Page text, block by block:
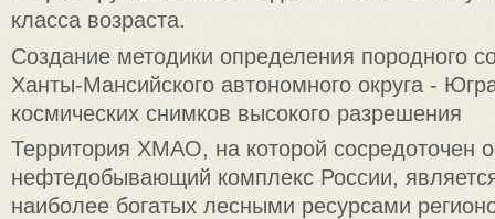
класса возраста.
Создание методики определения породного
Ханты-Мансийского автономного округа -
космических снимков высокого разрешения
Территория ХМАО, на которой сосредоточен
нефтедобывающий комплекс России,
наиболее богатых лесными ресурсами